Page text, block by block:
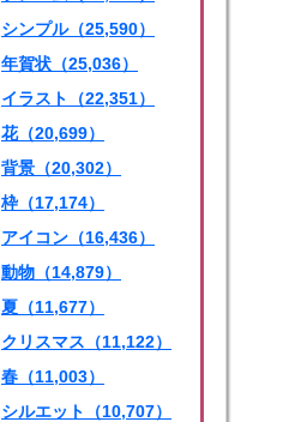
シンプル（25,590）
年賀状（25,036）
イラスト（22,351）
花（20,699）
背景（20,302）
枠（17,174）
アイコン（16,436）
動物（14,879）
夏（11,677）
クリスマス（11,122）
春（11,003）
シルエット（10,707）